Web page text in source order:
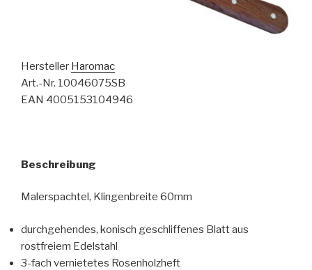
Hersteller Haromac
Art.-Nr. 10046075SB
EAN 4005153104946
Beschreibung
Malerspachtel, Klingenbreite 60mm
durchgehendes, konisch geschliffenes Blatt aus
rostfreiem Edelstahl
3-fach vernietetes Rosenholzheft